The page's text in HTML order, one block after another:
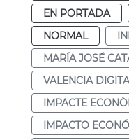
EN PORTADA
NORMAL
MARÍA JOSÉ
VALENCIA
IMPACTE
IMPACTO